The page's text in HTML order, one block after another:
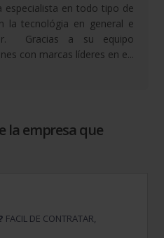
especialista en todo tipo de
la tecnológia en general e
Gracias a su equipo
con marcas líderes en e...
la empresa que
FACIL DE CONTRATAR,